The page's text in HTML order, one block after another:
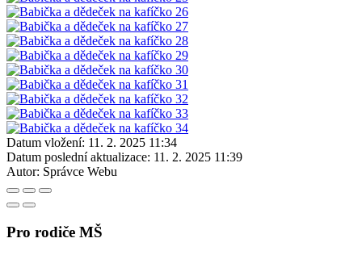
Datum vložení: 11. 2. 2025 11:34
Datum poslední aktualizace: 11. 2. 2025 11:39
Autor: Správce Webu
Pro rodiče MŠ